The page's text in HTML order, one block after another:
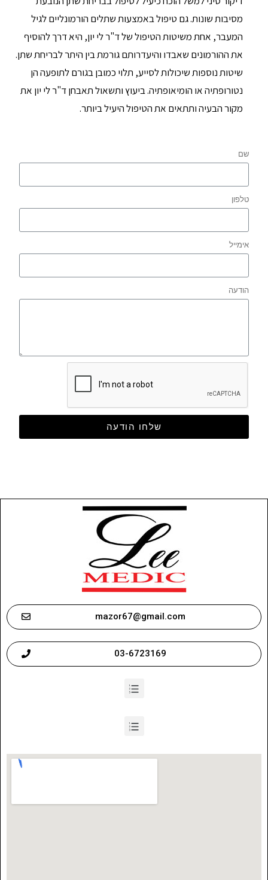
מסיבות שונות. גם טיפול באמצעות שתלים הורמונליים לגיל
המעבר, אחת משיטות הטיפול של ד"ר לי יון, היא דרך להוסיף
את ההורמונים שאבדו והיעדרותם גורמת בין היתר לבריחת שתן.
שיטות נוספות שיכולות לסייע, תלוי כמובן בגורם לתופעה הן
נטורופתיה או הומיאופתיה. ביעוץ ותשאול תאבחן ד"ר לי יון את
מקור הבעיה ותתאים את הטיפול היעיל ביותר.
שם
טלפון
אימייל
הודעה
שלחו הודעה
mazor67@gmail.com
03-6723169